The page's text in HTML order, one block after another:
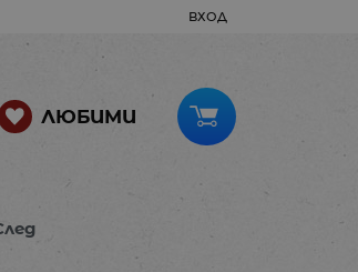
ВХОД
ЛЮБИМИ